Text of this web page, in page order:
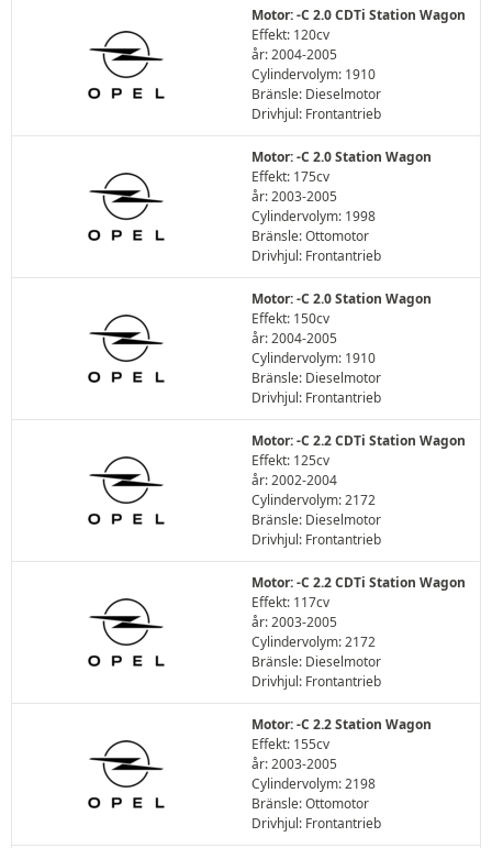
Motor: -C 2.0 CDTi Station Wagon
Effekt: 120cv
år: 2004-2005
Cylindervolym: 1910
Bränsle: Dieselmotor
Drivhjul: Frontantrieb
Motor: -C 2.0 Station Wagon
Effekt: 175cv
år: 2003-2005
Cylindervolym: 1998
Bränsle: Ottomotor
Drivhjul: Frontantrieb
Motor: -C 2.0 Station Wagon
Effekt: 150cv
år: 2004-2005
Cylindervolym: 1910
Bränsle: Dieselmotor
Drivhjul: Frontantrieb
Motor: -C 2.2 CDTi Station Wagon
Effekt: 125cv
år: 2002-2004
Cylindervolym: 2172
Bränsle: Dieselmotor
Drivhjul: Frontantrieb
Motor: -C 2.2 CDTi Station Wagon
Effekt: 117cv
år: 2003-2005
Cylindervolym: 2172
Bränsle: Dieselmotor
Drivhjul: Frontantrieb
Motor: -C 2.2 Station Wagon
Effekt: 155cv
år: 2003-2005
Cylindervolym: 2198
Bränsle: Ottomotor
Drivhjul: Frontantrieb